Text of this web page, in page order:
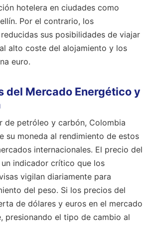
hotelera en ciudades como
Por el contrario, los
sus posibilidades de viajar
alto coste del alojamiento y los
euro.
del Mercado Energético y
de petróleo y carbón, Colombia
su moneda al rendimiento de estos
internacionales. El precio del
indicador crítico que los
vigilan diariamente para
del peso. Si los precios del
de dólares y euros en el mercado
presionando el tipo de cambio al